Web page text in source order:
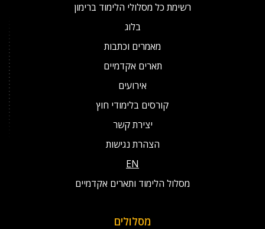
רשימת כל מסלולי הלימוד ברימון
בלוג
מאמרים וכתבות
תארים אקדמיים
אירועים
קורסים בלימודי חוץ
יצירת קשר
הצהרת נגישות
EN
מסלול הלימוד ותארים אקדמיים
מסלולים